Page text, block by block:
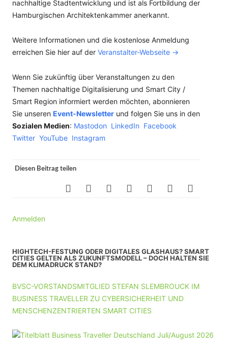
nachhaltige Stadtentwicklung und ist als Fortbildung der
Hamburgischen Architektenkammer anerkannt.
Weitere Informationen und die kostenlose Anmeldung
erreichen Sie hier auf der Veranstalter-Webseite ->
Wenn Sie zukünftig über Veranstaltungen zu den
Themen nachhaltige Digitalisierung und Smart City /
Smart Region informiert werden möchten, abonnieren
Sie unseren Event-Newsletter und folgen Sie uns in den
Sozialen Medien: Mastodon LinkedIn Facebook
Twitter YouTube Instagram
Diesen Beitrag teilen
Anmelden
HIGHTECH-FESTUNG ODER DIGITALES GLASHAUS? SMART
CITIES GELTEN ALS ZUKUNFTSMODELL – DOCH HALTEN SIE
DEM KLIMADRUCK STAND?
BVSC-VORSTANDSMITGLIED STEFAN SLEMBROUCK IM
BUSINESS TRAVELLER ZU CYBERSICHERHEIT UND
MENSCHENZENTRIERTEN SMART CITIES